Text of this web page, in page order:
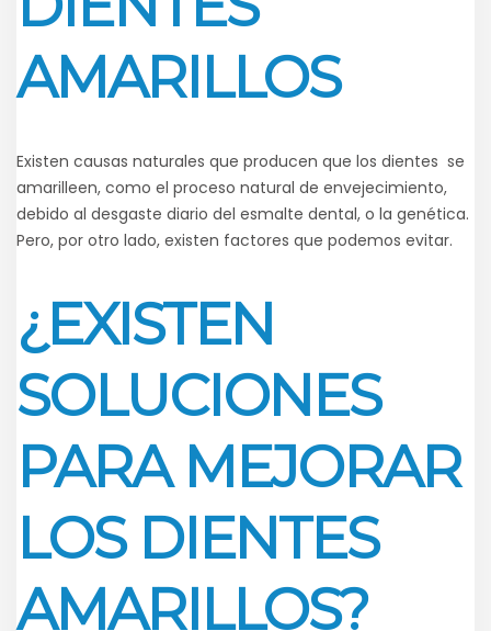
AMARILLOS
Existen causas naturales que producen que los dientes se
amarilleen, como el proceso natural de envejecimiento,
debido al desgaste diario del esmalte dental, o la genética.
Pero, por otro lado, existen factores que podemos evitar.
¿EXISTEN
SOLUCIONES
PARA MEJORAR
LOS DIENTES
AMARILLOS?